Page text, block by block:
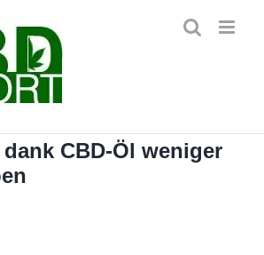
CBD-Öl weniger